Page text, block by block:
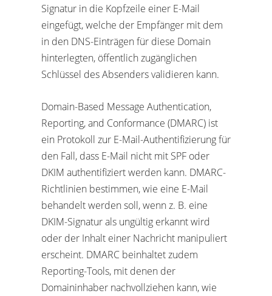
Signatur in die Kopfzeile einer E-Mail
eingefügt, welche der Empfänger mit dem
in den DNS-Einträgen für diese Domain
hinterlegten, öffentlich zugänglichen
Schlüssel des Absenders validieren kann.
Domain-Based Message Authentication,
Reporting, and Conformance (DMARC) ist
ein Protokoll zur E-Mail-Authentifizierung für
den Fall, dass E-Mail nicht mit SPF oder
DKIM authentifiziert werden kann. DMARC-
Richtlinien bestimmen, wie eine E-Mail
behandelt werden soll, wenn z. B. eine
DKIM-Signatur als ungültig erkannt wird
oder der Inhalt einer Nachricht manipuliert
erscheint. DMARC beinhaltet zudem
Reporting-Tools, mit denen der
Domaininhaber nachvollziehen kann, wie